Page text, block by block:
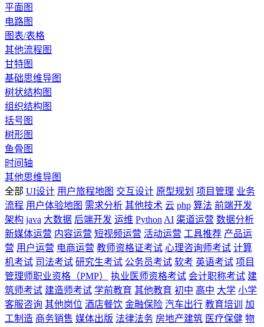
平面图
电路图
图表/表格
其他流程图
甘特图
基础思维导图
树状结构图
组织结构图
括号图
树形图
鱼骨图
时间轴
其他思维导图
全部 UI设计 用户旅程地图 交互设计 原型规划 项目管理 业务
流程 用户体验地图 需求分析 其他技术 云 php 算法 前端开发
架构 java 大数据 后端开发 运维 Python AI 渠道运营 数据分析
新媒体运营 内容运营 短视频运营 活动运营 工具推荐 产品运
营 用户运营 电商运营 教师资格证考试 心理咨询师考试 计算
机考试 司法考试 研究生考试 公务员考试 软考 英语考试 项目
管理师职业资格（PMP）
执业医师资格考试 会计职称考试 建
筑师考试 建造师考试 学前教育 其他教育 初中 高中 大学 小学
客服咨询 其他岗位 酒店餐饮 金融保险 汽车出行 教育培训
加
工制造 商务销售 媒体出版 法律法务 房地产建筑 医疗保健 物